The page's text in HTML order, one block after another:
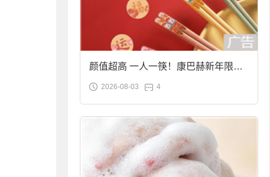
颜值超高 一人一筷！康巴赫新年限定
合金筷子大促：19.9元
2026-08-03 4